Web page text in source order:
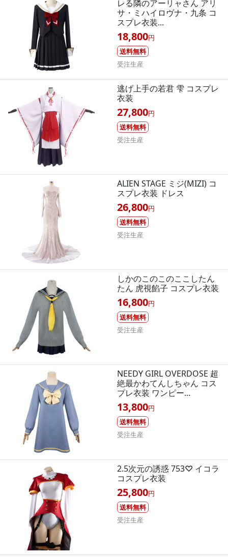
レる隣のアーリャさん アリ
サ・ミハイロヴナ・九条 コ
スプレ衣装...
18,800円
送料無料
受注生産
逃げ上手の若君 雫 コスプレ
衣装
27,800円
送料無料
受注生産
ALIEN STAGE ミジ(MIZI) コ
スプレ衣装 ドレス
26,800円
送料無料
受注生産
しかのこのこのここしたん
たん 虎視餡子 コスプレ衣装
16,800円
送料無料
受注生産
NEEDY GIRL OVERDOSE 超
絶最かわてんしちゃん コス
プレ衣装 ワンピー...
13,800円
送料無料
受注生産
2.5次元の誘惑 753♡ イコラ
コスプレ衣装
25,800円
送料無料
受注生産